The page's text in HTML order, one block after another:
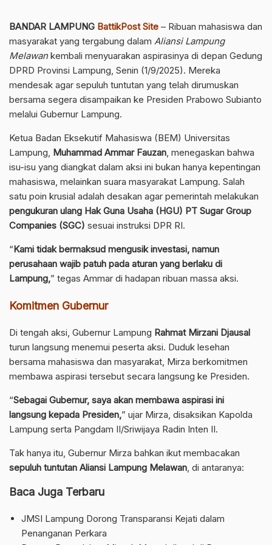
BANDAR LAMPUNG BattikPost Site – Ribuan mahasiswa dan
masyarakat yang tergabung dalam Aliansi Lampung
Melawankembali menyuarakan aspirasinya di depan Gedung
DPRD Provinsi Lampung, Senin (1/9/2025). Mereka
mendesak agar sepuluh tuntutan yang telah dirumuskan
bersama segera disampaikan ke Presiden Prabowo Subianto
melalui Gubernur Lampung.
Ketua Badan Eksekutif Mahasiswa (BEM) Universitas
Lampung, Muhammad Ammar Fauzan, menegaskan bahwa
isu-isu yang diangkat dalam aksi ini bukan hanya kepentingan
mahasiswa, melainkan suara masyarakat Lampung. Salah
satu poin krusial adalah desakan agar pemerintah melakukan
pengukuran ulang Hak Guna Usaha (HGU) PT Sugar Group
Companies (SGC) sesuai instruksi DPR RI.
“Kami tidak bermaksud mengusik investasi, namun
perusahaan wajib patuh pada aturan yang berlaku di
Lampung,” tegas Ammar di hadapan ribuan massa aksi.
Komitmen Gubernur
Di tengah aksi, Gubernur Lampung Rahmat Mirzani Djausal
turun langsung menemui peserta aksi. Duduk lesehan
bersama mahasiswa dan masyarakat, Mirza berkomitmen
membawa aspirasi tersebut secara langsung ke Presiden.
“Sebagai Gubernur, saya akan membawa aspirasi ini
langsung kepada Presiden,” ujar Mirza, disaksikan Kapolda
Lampung serta Pangdam II/Sriwijaya Radin Inten II.
Tak hanya itu, Gubernur Mirza bahkan ikut membacakan
sepuluh tuntutan Aliansi Lampung Melawan, di antaranya:
Baca Juga Terbaru
JMSI Lampung Dorong Transparansi Kejati dalam
Penanganan Perkara